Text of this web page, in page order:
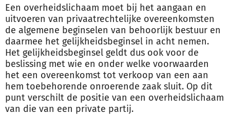
Een overheidslichaam moet bij het aangaan en
uitvoeren van privaatrechtelijke overeenkomsten
de algemene beginselen van behoorlijk bestuur en
daarmee het gelijkheidsbeginsel in acht nemen.
Het gelijkheidsbeginsel geldt dus ook voor de
beslissing met wie en onder welke voorwaarden
het een overeenkomst tot verkoop van een aan
hem toebehorende onroerende zaak sluit. Op dit
punt verschilt de positie van een overheidslichaam
van die van een private partij.